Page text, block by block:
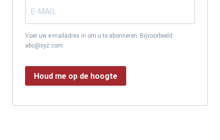
Voer uw e-mailadres in om u te abonneren. Bijvoorbeeld:
abc@xyz.com.
Houd me op de hoogte